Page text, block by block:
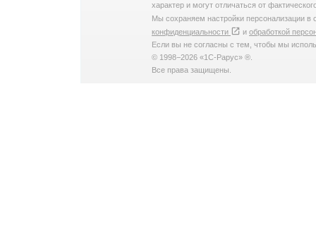
характер и могут отличаться от
Мы сохраняем настройки персонализации
конфиденциальности
и обработкой
Если вы не согласны с тем, чтобы мы
© 1998−2026 «1С-Рарус» ®.
Все права защищены.